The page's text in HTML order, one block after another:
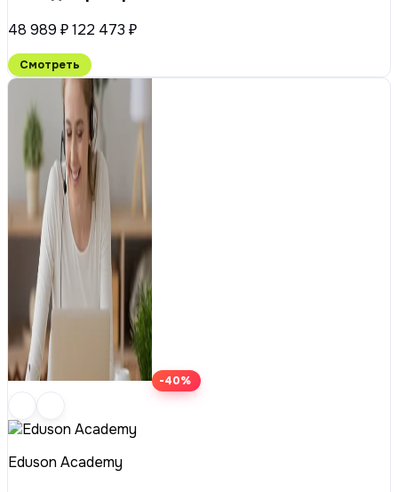
48 989 ₽122 473 ₽
Смотреть
-40%
Eduson Academy